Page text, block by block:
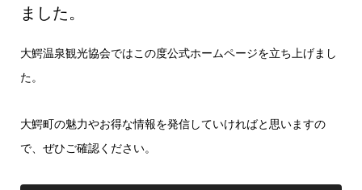
ました。
大鰐温泉観光協会ではこの度公式ホームページを立ち上げまし
た。
大鰐町の魅力やお得な情報を発信していければと思いますの
で、ぜひご確認ください。